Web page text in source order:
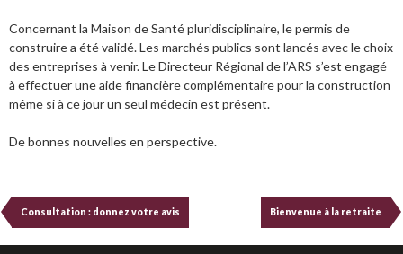
Concernant la Maison de Santé pluridisciplinaire, le permis de
construire a été validé. Les marchés publics sont lancés avec le choix
des entreprises à venir. Le Directeur Régional de l’ARS s’est engagé
à effectuer une aide financière complémentaire pour la construction
même si à ce jour un seul médecin est présent.
De bonnes nouvelles en perspective.
Consultation : donnez votre avis Bienvenue à la retraite